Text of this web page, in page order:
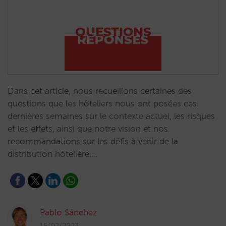
Dans cet article, nous recueillons certaines des
questions que les hôteliers nous ont posées ces
dernières semaines sur le contexte actuel, les risques
et les effets, ainsi que notre vision et nos
recommandations sur les défis à venir de la
distribution hôtelière.…
Pablo Sánchez